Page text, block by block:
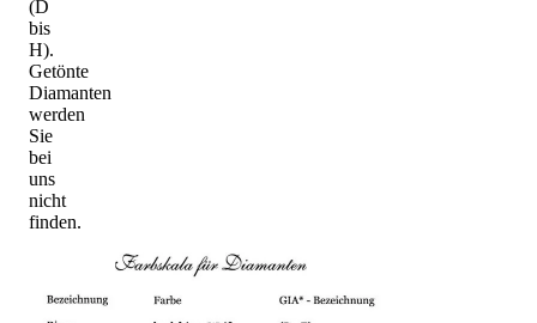
(D
bis
H).
Getönte
Diamanten
werden
Sie
bei
uns
nicht
finden.